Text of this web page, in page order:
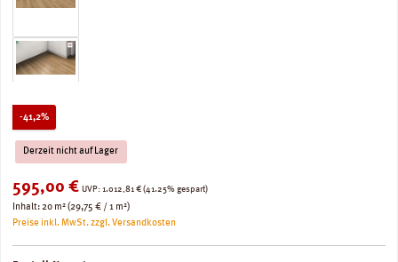
-41,2%Rabatt
Derzeit nicht auf Lager
Verkaufspreis:
595,00 € UVP: Regulärer Preis:
1.012,81 € (41.25% gespart)
Inhalt:20 m²(29,75 € / 1 m²)
Preise inkl. MwSt. zzgl. Versandkosten